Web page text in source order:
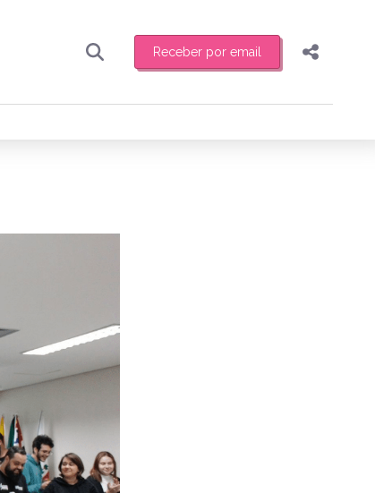
Receber por email
sexta-feira de manhã o resumo
novidades
Compartilhar